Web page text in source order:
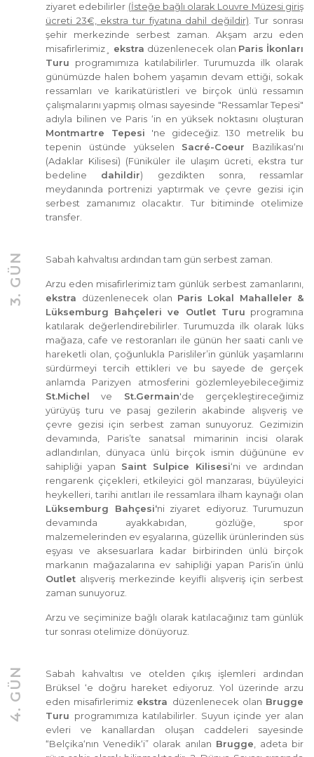
ziyaret edebilirler (İsteğe bağlı olarak Louvre Müzesi giriş
ücreti 23€, ekstra tur fiyatına dahil değildir) . Tur sonrası
şehir merkezinde serbest zaman. Akşam arzu eden
misafirlerimiz¸
ekstra düzenlenecek olan Paris İkonları
Turu programımıza katılabilirler. Turumuzda ilk olarak
günümüzde halen bohem yaşamın devam ettiği, sokak
ressamları ve karikatüristleri ve birçok ünlü ressamın
çalışmalarını yapmış olması sayesinde "Ressamlar Tepesi"
adıyla bilinen ve Paris ‘in en yüksek noktasını oluşturan
Montmartre Tepesi 'ne gideceğiz. 130 metrelik bu
tepenin üstünde yükselen Sacré-Coeur Bazilikası‘nı
(Adaklar Kilisesi) (Füniküler ile ulaşım ücreti, ekstra tur
bedeline dahildir) gezdikten sonra, ressamlar
meydanında portrenizi yaptırmak ve çevre gezisi için
serbest zamanımız olacaktır. Tur bitiminde otelimize
transfer.
3. GÜN Sabah kahvaltısı ardından tam gün serbest zaman.
Arzu eden misafirlerimiz tam günlük serbest zamanlarını,
ekstra düzenlenecek olan Paris Lokal Mahalleler &
Lüksemburg Bahçeleri ve Outlet Turu programına
katılarak değerlendirebilirler. Turumuzda ilk olarak lüks
mağaza, cafe ve restoranları ile günün her saati canlı ve
hareketli olan, çoğunlukla Parisliler’in günlük yaşamlarını
sürdürmeyi tercih ettikleri ve bu sayede de gerçek
anlamda Parizyen atmosferini gözlemleyebileceğimiz
St.Michel ve St.Germain'de gerçekleştireceğimiz
yürüyüş turu ve pasaj gezilerin akabinde alışveriş ve
çevre gezisi için serbest zaman sunuyoruz. Gezimizin
devamında, Paris’te sanatsal mimarinin incisi olarak
adlandırılan, dünyaca ünlü birçok ismin düğününe ev
sahipliği yapan Saint Sulpice Kilisesi‘ni ve ardından
rengarenk çiçekleri, etkileyici göl manzarası, büyüleyici
heykelleri, tarihi anıtları ile ressamlara ilham kaynağı olan
Lüksemburg Bahçesi‘ni ziyaret ediyoruz. Turumuzun
devamında ayakkabıdan, gözlüğe, spor
malzemelerinden ev eşyalarına, güzellik ürünlerinden süs
eşyası ve aksesuarlara kadar birbirinden ünlü birçok
markanın mağazalarına ev sahipliği yapan Paris’in ünlü
Outlet alışveriş merkezinde keyifli alışveriş için serbest
zaman sunuyoruz.
Arzu ve seçiminize bağlı olarak katılacağınız tam günlük
tur sonrası otelimize dönüyoruz.
4. GÜN
Sabah kahvaltısı ve otelden çıkış işlemleri ardından
Brüksel ‘e doğru hareket ediyoruz. Yol üzerinde arzu
eden misafirlerimiz ekstra düzenlenecek olan Brugge
Turu programımıza katılabilirler. Suyun içinde yer alan
evleri ve kanallardan oluşan caddeleri sayesinde
“Belçika‘nın Venedik‘i” olarak anılan Brugge , adeta bir